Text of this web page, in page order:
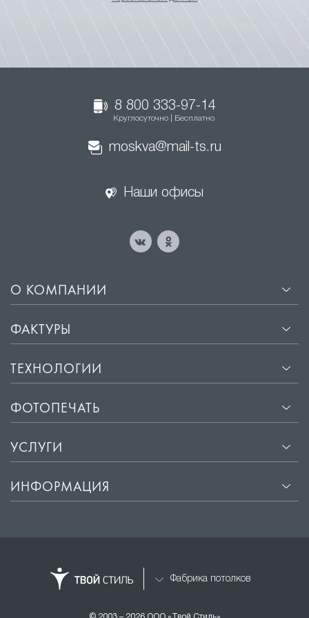
8 800 333-97-14
Круглосуточно | Бесплатно
moskva@mail-ts.ru
Наши офисы
О КОМПАНИИ
ФАКТУРЫ
ТЕХНОЛОГИИ
ФОТОПЕЧАТЬ
УСЛУГИ
ИНФОРМАЦИЯ
Фабрика потолков